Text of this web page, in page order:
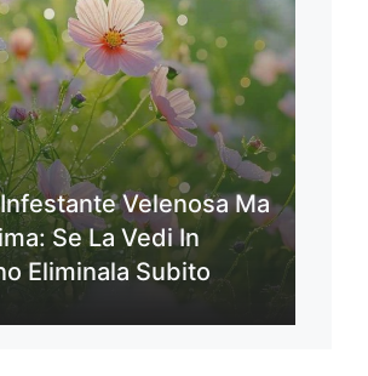
Velenosa Ma
Se La Vedi In
Eliminala Subito